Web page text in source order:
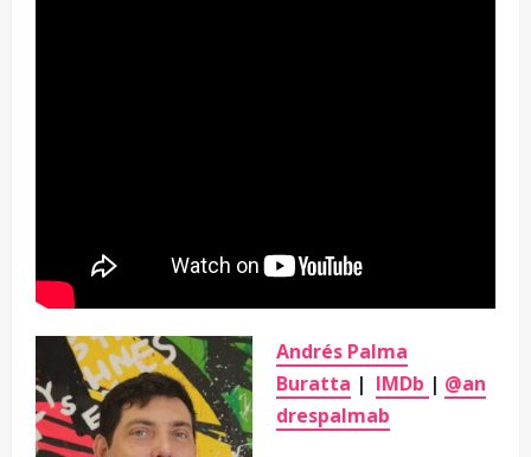
Andrés Palma
Buratta | IMDb | @an
drespalmab